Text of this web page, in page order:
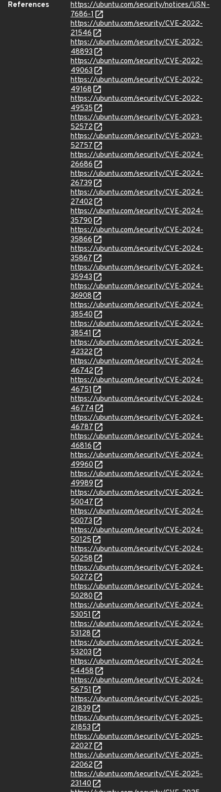
References
https://ubuntu.com/security/notices/USN-
7686-1
https://ubuntu.com/security/CVE-2022-
21546
https://ubuntu.com/security/CVE-2022-
48893
https://ubuntu.com/security/CVE-2022-
49063
https://ubuntu.com/security/CVE-2022-
49168
https://ubuntu.com/security/CVE-2022-
49535
https://ubuntu.com/security/CVE-2023-
52572
https://ubuntu.com/security/CVE-2023-
52757
https://ubuntu.com/security/CVE-2024-
26686
https://ubuntu.com/security/CVE-2024-
26739
https://ubuntu.com/security/CVE-2024-
27402
https://ubuntu.com/security/CVE-2024-
35790
https://ubuntu.com/security/CVE-2024-
35866
https://ubuntu.com/security/CVE-2024-
35867
https://ubuntu.com/security/CVE-2024-
35943
https://ubuntu.com/security/CVE-2024-
36908
https://ubuntu.com/security/CVE-2024-
38540
https://ubuntu.com/security/CVE-2024-
38541
https://ubuntu.com/security/CVE-2024-
42322
https://ubuntu.com/security/CVE-2024-
46742
https://ubuntu.com/security/CVE-2024-
46751
https://ubuntu.com/security/CVE-2024-
46774
https://ubuntu.com/security/CVE-2024-
46787
https://ubuntu.com/security/CVE-2024-
46816
https://ubuntu.com/security/CVE-2024-
49960
https://ubuntu.com/security/CVE-2024-
49989
https://ubuntu.com/security/CVE-2024-
50047
https://ubuntu.com/security/CVE-2024-
50073
https://ubuntu.com/security/CVE-2024-
50125
https://ubuntu.com/security/CVE-2024-
50258
https://ubuntu.com/security/CVE-2024-
50272
https://ubuntu.com/security/CVE-2024-
50280
https://ubuntu.com/security/CVE-2024-
53051
https://ubuntu.com/security/CVE-2024-
53128
https://ubuntu.com/security/CVE-2024-
53203
https://ubuntu.com/security/CVE-2024-
54458
https://ubuntu.com/security/CVE-2024-
56751
https://ubuntu.com/security/CVE-2025-
21839
https://ubuntu.com/security/CVE-2025-
21853
https://ubuntu.com/security/CVE-2025-
22027
https://ubuntu.com/security/CVE-2025-
22062
https://ubuntu.com/security/CVE-2025-
23140